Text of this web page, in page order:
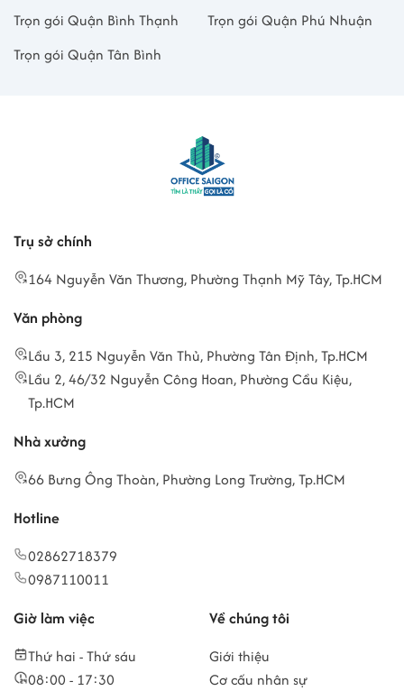
Trọn gói Quận Bình Thạnh
Trọn gói Quận Phú Nhuận
Trọn gói Quận Tân Bình
Trụ sở chính
164 Nguyễn Văn Thương, Phường Thạnh Mỹ Tây, Tp.HCM
Văn phòng
Lầu 3, 215 Nguyễn Văn Thủ, Phường Tân Định, Tp.HCM
Lầu 2, 46/32 Nguyễn Công Hoan, Phường Cầu Kiệu,
Tp.HCM
Nhà xưởng
66 Bưng Ông Thoàn, Phường Long Trường, Tp.HCM
Hotline
02862718379
0987110011
Giờ làm việc
Thứ hai - Thứ sáu
08:00 - 17:30
Về chúng tôi
Giới thiệu
Cơ cấu nhân sự